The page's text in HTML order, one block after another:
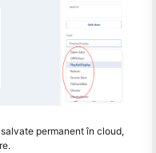
permanent în cloud,